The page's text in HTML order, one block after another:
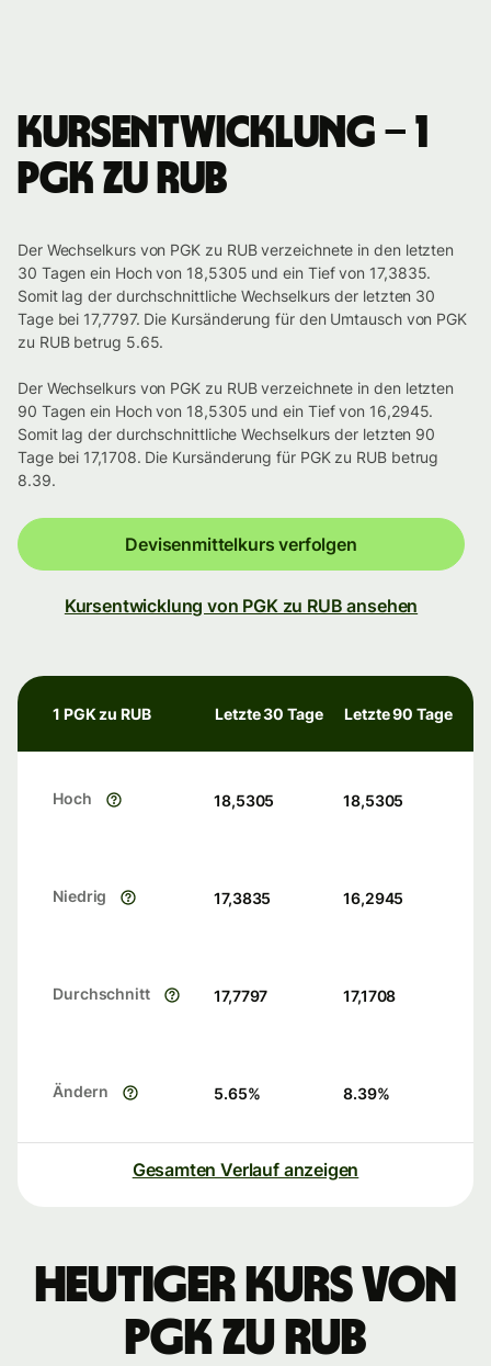
Kursentwicklung – 1
PGK zu RUB
Der Wechselkurs von PGK zu RUB verzeichnete in den letzten
30 Tagen ein Hoch von 18,5305 und ein Tief von 17,3835.
Somit lag der durchschnittliche Wechselkurs der letzten 30
Tage bei 17,7797. Die Kursänderung für den Umtausch von PGK
zu RUB betrug 5.65.
Der Wechselkurs von PGK zu RUB verzeichnete in den letzten
90 Tagen ein Hoch von 18,5305 und ein Tief von 16,2945.
Somit lag der durchschnittliche Wechselkurs der letzten 90
Tage bei 17,1708. Die Kursänderung für PGK zu RUB betrug
8.39.
Devisenmittelkurs verfolgen
Kursentwicklung von PGK zu RUB ansehen
1 PGK zu RUB Letzte 30 Tage Letzte 90 Tage
Hoch 18,5305 18,5305
Niedrig 17,3835 16,2945
Durchschnitt 17,7797 17,1708
Ändern 5.65% 8.39%
Gesamten Verlauf anzeigen
Heutiger Kurs von
PGK zu RUB